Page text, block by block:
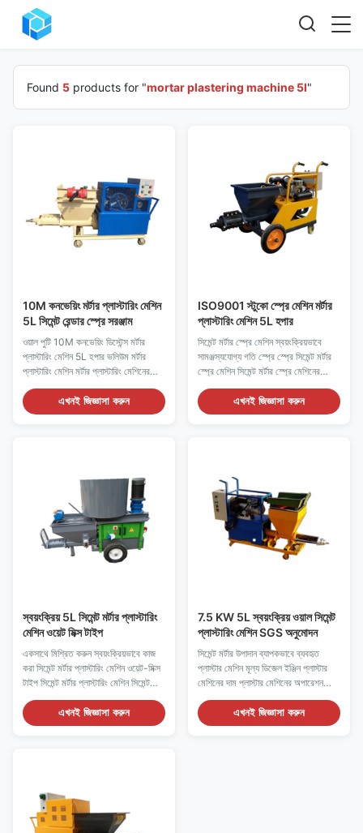
Found 5 products for "mortar plastering machine 5l"
10M কনভেয়িং মর্টার প্লাস্টারিং মেশিন
5L সিমেন্ট রেন্ডার স্প্রে সরঞ্জাম
ওয়াল পুটি 10M কনভেয়িং ডিস্টেন্স মর্টার
প্লাস্টারিং মেশিন 5L হপার ভলিউম মর্টার
প্লাস্টারিং মেশিন মর্টার প্লাস্টারিং মেশিনের
বর্ণনা: মর্টার প্লাস্টারিং মেশিন একটি স্ক্রু ধরনের
উচ্চ চাপ মর্টার স্প্রে মেশিন।মর্টার প্লাস্টারিং
মেশিনটি মর্টার, পাতলা স্তরের মর্টার এবং
এখনই জিজ্ঞাসা করুন
ISO9001 স্টুকো স্প্রে মেশিন মর্টার
প্লাস্টারিং মেশিন 5L হপার
সিমেন্ট মর্টার স্প্রে মেশিন স্বয়ংক্রিয়ভাবে
সামঞ্জস্যযোগ্য গতি স্প্রে স্প্রে সিমেন্ট মর্টার
স্প্রে মেশিন সিমেন্ট মর্টার স্প্রে মেশিনের
প্রয়োগ: 1. জলাধার, জলবিদ্যুৎ, বাঁধ, বন্দর, বামন
ইত্যাদির জন্য চাপ গ্রাউটিং; 2. নরম ভিত্তির
প্রাথমিক চিকিত্সা এবং শক্তিবৃদ্ধি গ্রাউটিং; 3.
এখনই জিজ্ঞাসা করুন
স্বয়ংক্রিয় 5L সিমেন্ট মর্টার প্লাস্টারিং
মেশিন ওয়েট মিক্স টাইপ
একসাথে মিশ্রিত করুন স্বয়ংক্রিয়ভাবে কাজ
করা সিমেন্ট মর্টার প্লাস্টারিং মেশিন ওয়েট-মিক্স
টাইপ সিমেন্ট মর্টার প্লাস্টারিং মেশিন সিমেন্ট
মর্টার প্লাস্টারিং মেশিনের কর্মক্ষমতা: সিমেন্ট
মর্টার প্লাস্টারিং মেশিনটি প্রধানত বিল্ডিং নির্মাণ
শিল্পে ব্যবহৃত হয়, প্লাস্টারিং এবং মর্টার স্প্রে
এখনই জিজ্ঞাসা করুন
7.5 KW 5L স্বয়ংক্রিয় ওয়াল সিমেন্ট
প্লাস্টারিং মেশিন SGS অনুমোদন
সিমেন্ট মর্টার উপাদান ব্যাপকভাবে ব্যবহৃত
প্লাস্টার মেশিন মূল্য ডিজেল ইঞ্জিন প্লাস্টার
মেশিনের দাম প্লাস্টার মেশিনের অপারেশন
মূল্য: 1. ফড়িং এর ভিতরে কাজ করার পরে
অবশিষ্ট উপাদান, এবং ফড়িং, ফড়িং, পরিষ্কার
করা এবং পাম্পিং, পায়ের পাতার মোজাবিশেষ
এখনই জিজ্ঞাসা করুন